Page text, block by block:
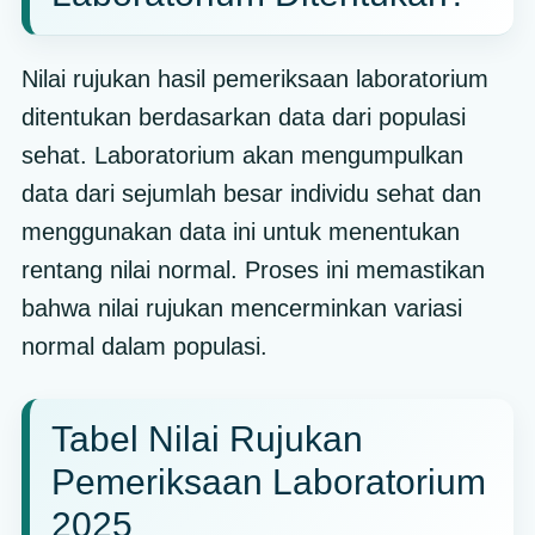
Nilai rujukan hasil pemeriksaan laboratorium
ditentukan berdasarkan data dari populasi
sehat. Laboratorium akan mengumpulkan
data dari sejumlah besar individu sehat dan
menggunakan data ini untuk menentukan
rentang nilai normal. Proses ini memastikan
bahwa nilai rujukan mencerminkan variasi
normal dalam populasi.
Tabel Nilai Rujukan
Pemeriksaan Laboratorium
2025